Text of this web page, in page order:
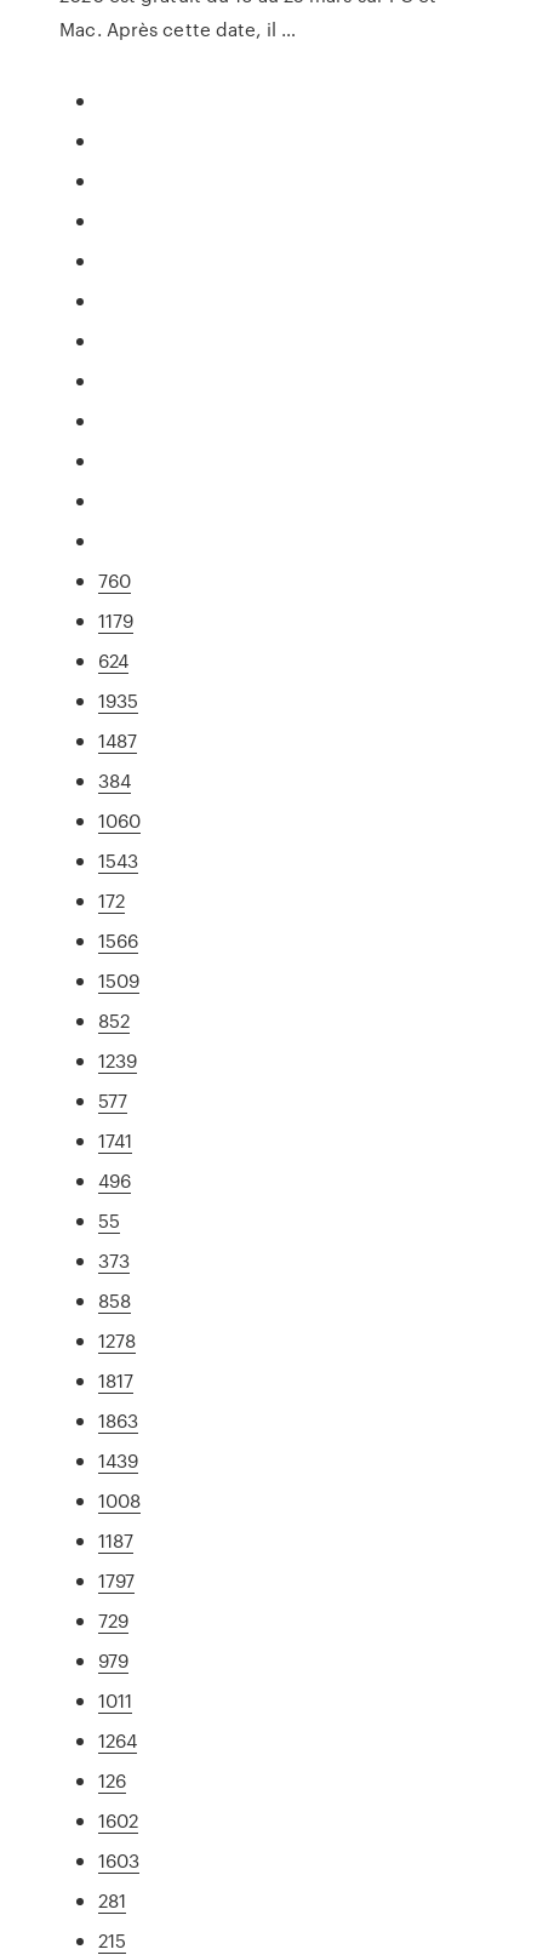
Mac. Après cette date, il …
760
1179
624
1935
1487
384
1060
1543
172
1566
1509
852
1239
577
1741
496
55
373
858
1278
1817
1863
1439
1008
1187
1797
729
979
1011
1264
126
1602
1603
281
215